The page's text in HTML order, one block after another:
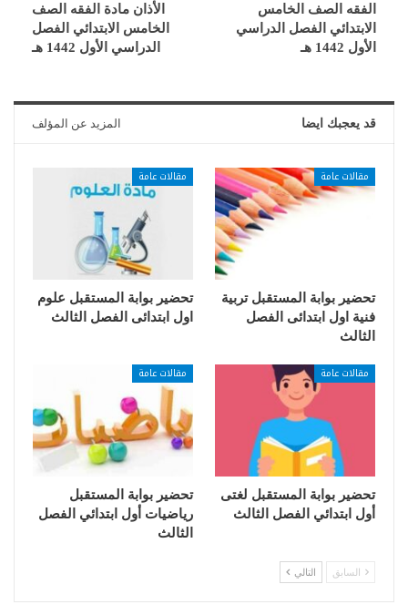
الفقه الصف الخامس
الابتدائي الفصل الدراسي
الأول 1442 هـ
الأذان مادة الفقه الصف
الخامس الابتدائي الفصل
الدراسي الأول 1442 هـ
قد يعجبك ايضا المزيد عن المؤلف
مقالات عامة
تحضير بوابة المستقبل تربية
فنية اول ابتدائى الفصل
الثالث
مقالات عامة
تحضير بوابة المستقبل علوم
اول ابتدائى الفصل الثالث
مقالات عامة
تحضير بوابة المستقبل لغتى
أول ابتدائي الفصل الثالث
مقالات عامة
تحضير بوابة المستقبل
رياضيات أول ابتدائي الفصل
الثالث
السابق التالي